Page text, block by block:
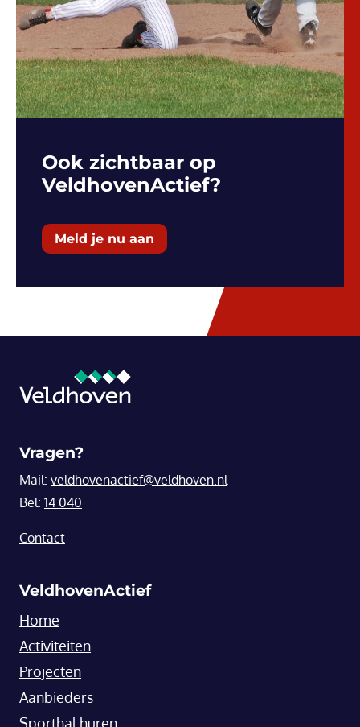
Ook zichtbaar op
VeldhovenActief?
Meld je nu aan
Vragen?
Mail: veldhovenactief@veldhoven.nl
Bel: 14 040
Contact
VeldhovenActief
Home
Activiteiten
Projecten
Aanbieders
Sporthal huren